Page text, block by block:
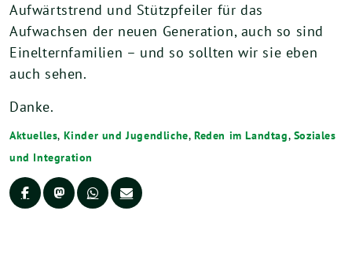
Aufwärtstrend und Stützpfeiler für das
Aufwachsen der neuen Generation, auch so sind
Einelternfamilien – und so sollten wir sie eben
auch sehen.
Danke.
Aktuelles, Kinder und Jugendliche,Reden im Landtag, Soziales
und Integration